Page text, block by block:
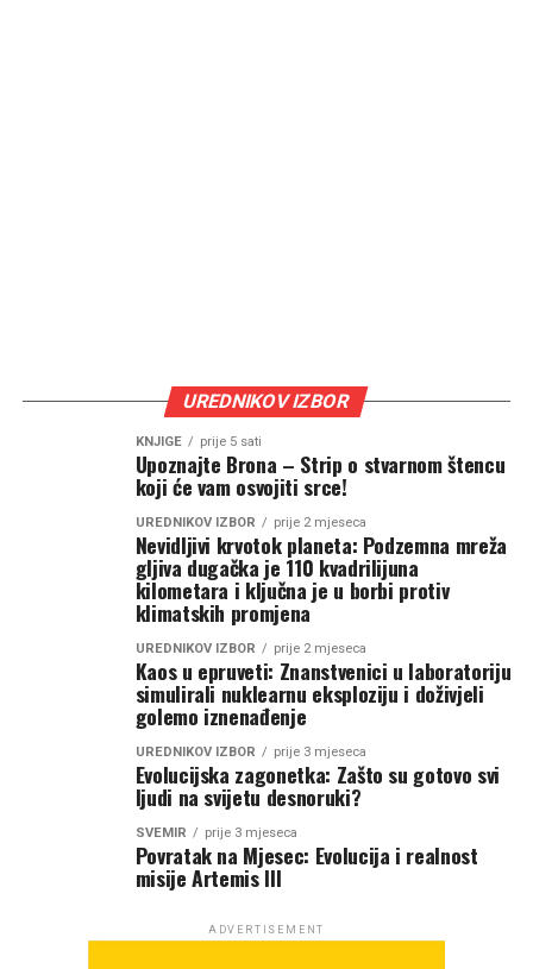
UREDNIKOV IZBOR
KNJIGE prije 5 sati
Upoznajte Brona – Strip o stvarnom štencu
koji će vam osvojiti srce!
UREDNIKOV IZBOR prije 2 mjeseca
Nevidljivi krvotok planeta: Podzemna mreža
gljiva dugačka je 110 kvadrilijuna
kilometara i ključna je u borbi protiv
klimatskih promjena
UREDNIKOV IZBOR prije 2 mjeseca
Kaos u epruveti: Znanstvenici u laboratoriju
simulirali nuklearnu eksploziju i doživjeli
golemo iznenađenje
UREDNIKOV IZBOR prije 3 mjeseca
Evolucijska zagonetka: Zašto su gotovo svi
ljudi na svijetu desnoruki?
SVEMIR prije 3 mjeseca
Povratak na Mjesec: Evolucija i realnost
misije Artemis III
ADVERTISEMENT